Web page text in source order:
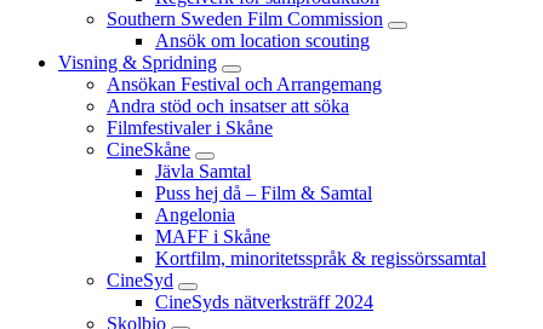
Southern Sweden Film Commission
Ansök om location scouting
Visning & Spridning
Ansökan Festival och Arrangemang
Andra stöd och insatser att söka
Filmfestivaler i Skåne
CineSkåne
Jävla Samtal
Puss hej då – Film & Samtal
Angelonia
MAFF i Skåne
Kortfilm, minoritetsspråk & regissörssamtal
CineSyd
CineSyds nätverksträff 2024
Skolbio